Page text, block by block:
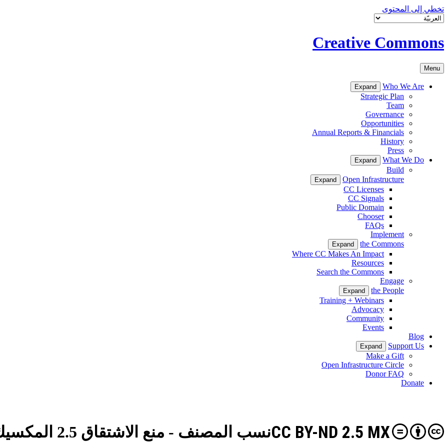
تخطي إلى المحتوى
Creative Commons
Menu
Who We Are
Expand
Strategic Plan
Team
Governance
Opportunities
Annual Reports & Financials
History
Press
What We Do
Expand
Build
Open Infrastructure
Expand
CC Licenses
CC Signals
Public Domain
Chooser
FAQs
Implement
the Commons
Expand
Where CC Makes An Impact
Resources
Search the Commons
Engage
the People
Expand
Training + Webinars
Advocacy
Community
Events
Blog
Support Us
Expand
Make a Gift
Open Infrastructure Circle
Donor FAQ
Donate
نسب المصنف - منع الاشتقاق 2.5 المكسيكCC BY-ND 2.5 MX